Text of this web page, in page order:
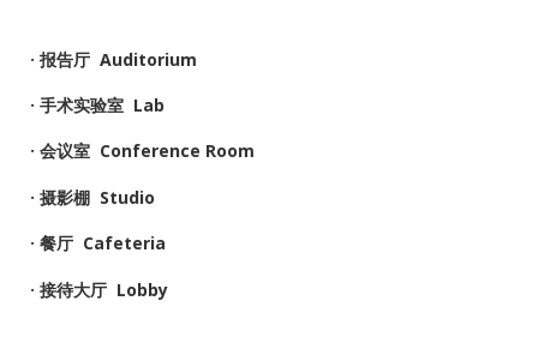
· 报告厅 Auditorium
· 手术实验室 Lab
· 会议室 Conference Room
· 摄影棚 Studio
· 餐厅 Cafeteria
· 接待大厅 Lobby